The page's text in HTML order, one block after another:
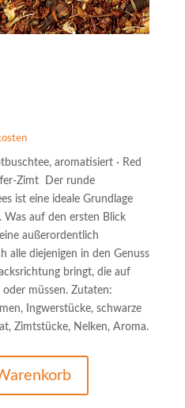
aromatisiert · Red
Zimt Der runde
ist eine ideale Grundlage
auf den ersten Blick
außerordentlich
alle diejenigen in den Genuss
bringt, die auf
müssen. Zutaten:
Ingwerstücke, schwarze
Zimtstücke, Nelken, Aroma.